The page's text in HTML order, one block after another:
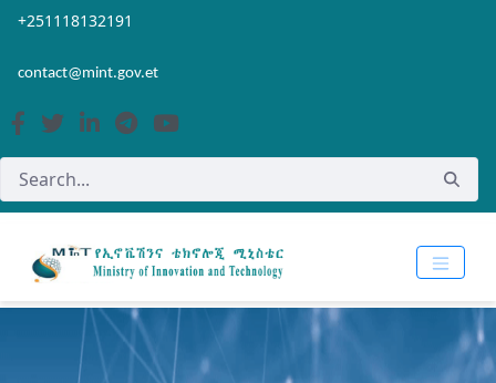
Skip to Main Content
Open Accessibility Menu
+251118132191
contact@mint.gov.et